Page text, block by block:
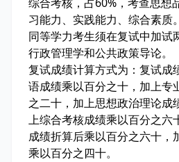
习能力、实践能力、综合素质。
同等学力考生须在复试中加试
行政管理学和公共政策导论。
复试成绩计算方式为：复试成
语成绩乘以百分之十，加上专
之二十，加上思想政治理论成
上综合考核成绩乘以百分之六
成绩折算后乘以百分之六十，
乘以百分之四十。